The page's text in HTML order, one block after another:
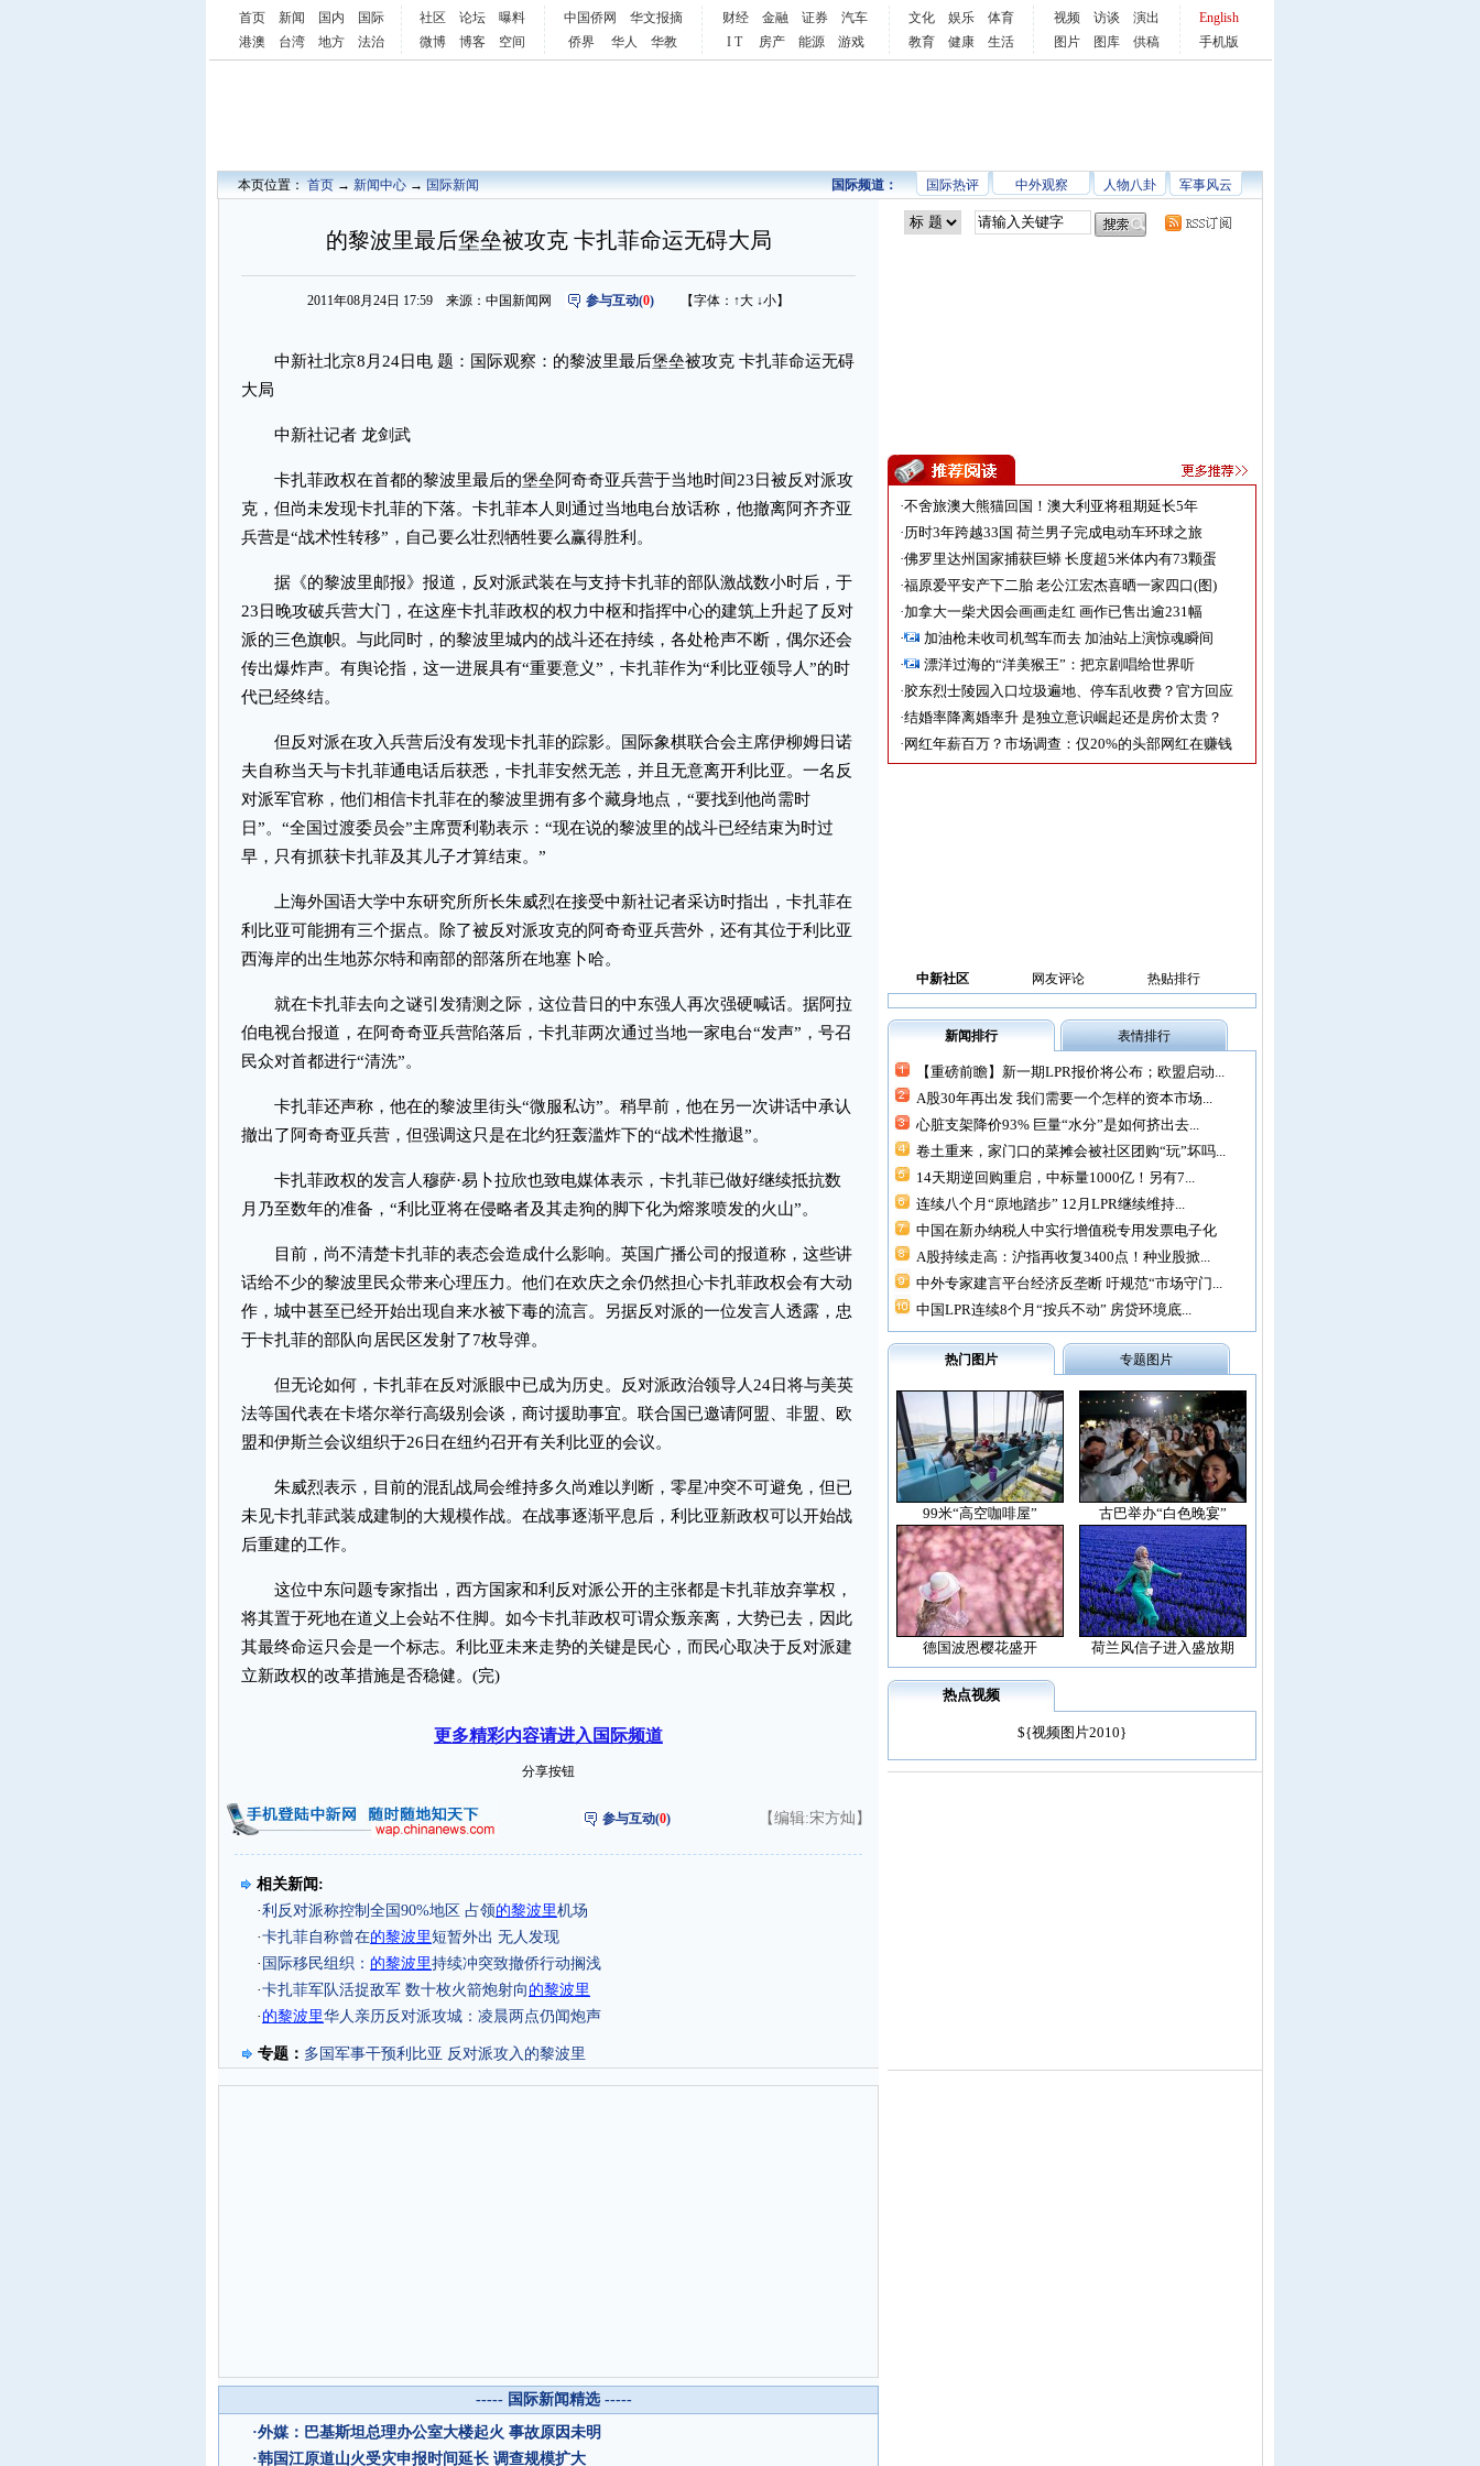
首页 新闻 国内
国际
港澳
台湾 地方 法治
社区 论坛
曝料
微博
博客 空间
中国侨网
华文报摘
侨界
华人 华教
财经 金融 证券
汽车
I T
房产 能源 游戏
文化 娱乐
体育
教育
健康 生活
视频 访谈
演出
图片
图库 供稿
English
手机版
本页位置：首页→新闻中心→国际新闻 军事风云
人物八卦
中外观察
国际热评
国际频道：
的黎波里最后堡垒被攻克 卡扎菲命运无碍大局
2011年08月24日 17:59 来源：中国新闻网 参与互动(0) 【字体： ↑大 ↓小】
中新社北京8月24日电 题：国际观察：的黎波里最后堡垒被攻克 卡扎菲命运无碍
大局
中新社记者 龙剑武
卡扎菲政权在首都的黎波里最后的堡垒阿奇奇亚兵营于当地时间23日被反对派攻
克，但尚未发现卡扎菲的下落。卡扎菲本人则通过当地电台放话称，他撤离阿齐齐亚
兵营是“战术性转移”，自己要么壮烈牺牲要么赢得胜利。
据《的黎波里邮报》报道，反对派武装在与支持卡扎菲的部队激战数小时后，于
23日晚攻破兵营大门，在这座卡扎菲政权的权力中枢和指挥中心的建筑上升起了反对
派的三色旗帜。与此同时，的黎波里城内的战斗还在持续，各处枪声不断，偶尔还会
传出爆炸声。有舆论指，这一进展具有“重要意义”，卡扎菲作为“利比亚领导人”的时
代已经终结。
但反对派在攻入兵营后没有发现卡扎菲的踪影。国际象棋联合会主席伊柳姆日诺
夫自称当天与卡扎菲通电话后获悉，卡扎菲安然无恙，并且无意离开利比亚。一名反
对派军官称，他们相信卡扎菲在的黎波里拥有多个藏身地点，“要找到他尚需时
日”。“全国过渡委员会”主席贾利勒表示：“现在说的黎波里的战斗已经结束为时过
早，只有抓获卡扎菲及其儿子才算结束。”
上海外国语大学中东研究所所长朱威烈在接受中新社记者采访时指出，卡扎菲在
利比亚可能拥有三个据点。除了被反对派攻克的阿奇奇亚兵营外，还有其位于利比亚
西海岸的出生地苏尔特和南部的部落所在地塞卜哈。
就在卡扎菲去向之谜引发猜测之际，这位昔日的中东强人再次强硬喊话。据阿拉
伯电视台报道，在阿奇奇亚兵营陷落后，卡扎菲两次通过当地一家电台“发声”，号召
民众对首都进行“清洗”。
卡扎菲还声称，他在的黎波里街头“微服私访”。稍早前，他在另一次讲话中承认
撤出了阿奇奇亚兵营，但强调这只是在北约狂轰滥炸下的“战术性撤退”。
卡扎菲政权的发言人穆萨·易卜拉欣也致电媒体表示，卡扎菲已做好继续抵抗数
月乃至数年的准备，“利比亚将在侵略者及其走狗的脚下化为熔浆喷发的火山”。
目前，尚不清楚卡扎菲的表态会造成什么影响。英国广播公司的报道称，这些讲
话给不少的黎波里民众带来心理压力。他们在欢庆之余仍然担心卡扎菲政权会有大动
作，城中甚至已经开始出现自来水被下毒的流言。另据反对派的一位发言人透露，忠
于卡扎菲的部队向居民区发射了7枚导弹。
但无论如何，卡扎菲在反对派眼中已成为历史。反对派政治领导人24日将与美英
法等国代表在卡塔尔举行高级别会谈，商讨援助事宜。联合国已邀请阿盟、非盟、欧
盟和伊斯兰会议组织于26日在纽约召开有关利比亚的会议。
朱威烈表示，目前的混乱战局会维持多久尚难以判断，零星冲突不可避免，但已
未见卡扎菲武装成建制的大规模作战。在战事逐渐平息后，利比亚新政权可以开始战
后重建的工作。
这位中东问题专家指出，西方国家和利反对派公开的主张都是卡扎菲放弃掌权，
将其置于死地在道义上会站不住脚。如今卡扎菲政权可谓众叛亲离，大势已去，因此
其最终命运只会是一个标志。利比亚未来走势的关键是民心，而民心取决于反对派建
立新政权的改革措施是否稳健。(完)
更多精彩内容请进入国际频道
分享按钮
参与互动(0) 【编辑:宋方灿】
相关新闻:
·利反对派称控制全国90%地区 占领的黎波里机场
·卡扎菲自称曾在的黎波里短暂外出 无人发现
· 国际移民组织： 的黎波里持续冲突致撤侨行动搁浅
·卡扎菲军队活捉敌军 数十枚火箭炮射向 的黎波里
· 的黎波里华人亲历反对派攻城：凌晨两点仍闻炮声
专题： 多国军事干预利比亚 反对派攻入的黎波里
----- 国际新闻精选 -----
·外媒：巴基斯坦总理办公室大楼起火 事故原因未明
·韩国江原道山火受灾申报时间延长 调查规模扩大
·不舍旅澳大熊猫回国！澳大利亚将租期延长5年
·历时3年跨越33国 荷兰男子完成电动车环球之旅
·佛罗里达州国家捕获巨蟒 长度超5米体内有73颗蛋
·福原爱平安产下二胎 老公江宏杰喜晒一家四口(图)
·加拿大一柴犬因会画画走红 画作已售出逾231幅
·
加油枪未收司机驾车而去 加油站上演惊魂瞬间
·
漂洋过海的“洋美猴王”：把京剧唱给世界听
·胶东烈士陵园入口垃圾遍地、停车乱收费？官方回应
·结婚率降离婚率升 是独立意识崛起还是房价太贵？
· 网红年薪百万？市场调查：仅20%的头部网红在赚钱
中新社区 网友评论 热贴排行
新闻排行 表情排行
【重磅前瞻】新一期LPR报价将公布；欧盟启动...
A股30年再出发 我们需要一个怎样的资本市场...
心脏支架降价93% 巨量“水分”是如何挤出去...
卷土重来，家门口的菜摊会被社区团购“玩”坏吗...
14天期逆回购重启，中标量1000亿！另有7...
连续八个月“原地踏步” 12月LPR继续维持...
中国在新办纳税人中实行增值税专用发票电子化
A股持续走高：沪指再收复3400点！种业股掀...
中外专家建言平台经济反垄断 吁规范“市场守门...
中国LPR连续8个月“按兵不动” 房贷环境底...
热门图片 专题图片
99米“高空咖啡屋” 古巴举办“白色晚宴”
德国波恩樱花盛开 荷兰风信子进入盛放期
热点视频
${视频图片2010}